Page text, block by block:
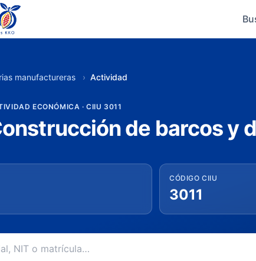
manufactureras › Actividad
ECONÓMICA · CIIU 3011
de barcos y
CÓDIGO CIIU
3011